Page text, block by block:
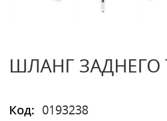
ШЛАНГ
Код:
0193238